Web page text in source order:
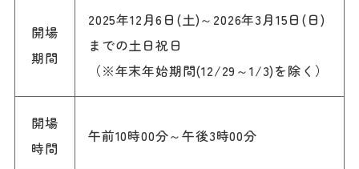
開場
期間
2025年12月6日(土)～2026年3月15日(日)
までの土日祝日
（※年末年始期間(12/29～1/3)を除く）
開場
時間
午前10時00分～午後3時00分